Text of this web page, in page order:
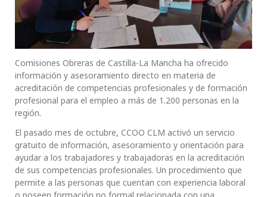
Comisiones Obreras de Castilla-La Mancha ha ofrecido
información y asesoramiento directo en materia de
acreditación de competencias profesionales y de formación
profesional para el empleo a más de 1.200 personas en la
región.
El pasado mes de octubre, CCOO CLM activó un servicio
gratuito de información, asesoramiento y orientación para
ayudar a los trabajadores y trabajadoras en la acreditación
de sus competencias profesionales. Un procedimiento que
permite a las personas que cuentan con experiencia laboral